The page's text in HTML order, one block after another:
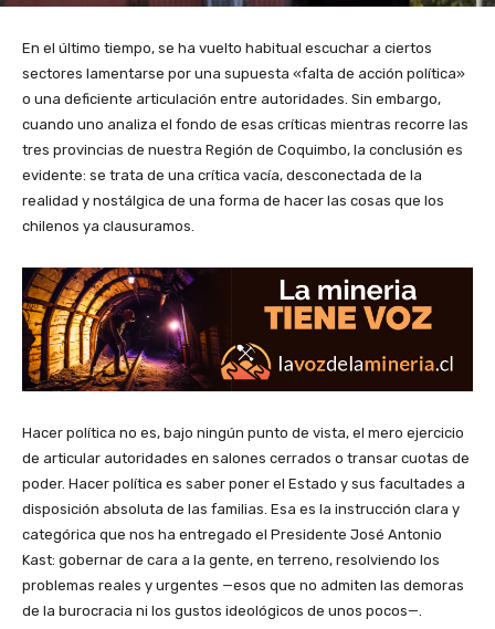
En el último tiempo, se ha vuelto habitual escuchar a ciertos
sectores lamentarse por una supuesta «falta de acción política»
o una deficiente articulación entre autoridades. Sin embargo,
cuando uno analiza el fondo de esas críticas mientras recorre las
tres provincias de nuestra Región de Coquimbo, la conclusión es
evidente: se trata de una crítica vacía, desconectada de la
realidad y nostálgica de una forma de hacer las cosas que los
chilenos ya clausuramos.
Hacer política no es, bajo ningún punto de vista, el mero ejercicio
de articular autoridades en salones cerrados o transar cuotas de
poder. Hacer política es saber poner el Estado y sus facultades a
disposición absoluta de las familias. Esa es la instrucción clara y
categórica que nos ha entregado el Presidente José Antonio
Kast: gobernar de cara a la gente, en terreno, resolviendo los
problemas reales y urgentes —esos que no admiten las demoras
de la burocracia ni los gustos ideológicos de unos pocos—.